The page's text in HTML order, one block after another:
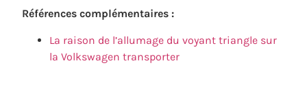
Références complémentaires :
La raison de l’allumage du voyant triangle sur
la Volkswagen transporter